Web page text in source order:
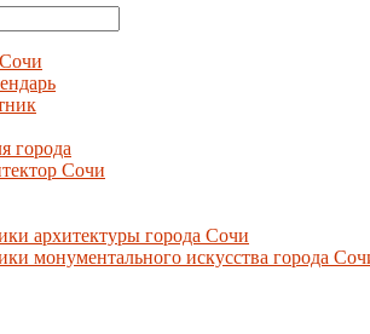
города
Сочи
архитектуры города Сочи
монументального искусства города